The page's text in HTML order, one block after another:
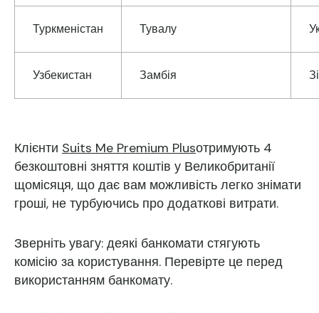
Туркменістан Тувалу
Узбекистан Замбія
Клієнти Suits Me Premium Plusотримують 4
безкоштовні зняття коштів у Великобританії
щомісяця, що дає вам можливість легко знімати
гроші, не турбуючись про додаткові витрати.
Зверніть увагу: деякі банкомати стягують
комісію за користування. Перевірте це перед
використанням банкомату.